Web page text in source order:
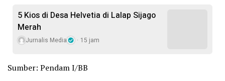
5 Kios di Desa Helvetia di Lalap Sijago
Merah
Jurnalis Media 15 jam
Sumber: Pendam I/BB